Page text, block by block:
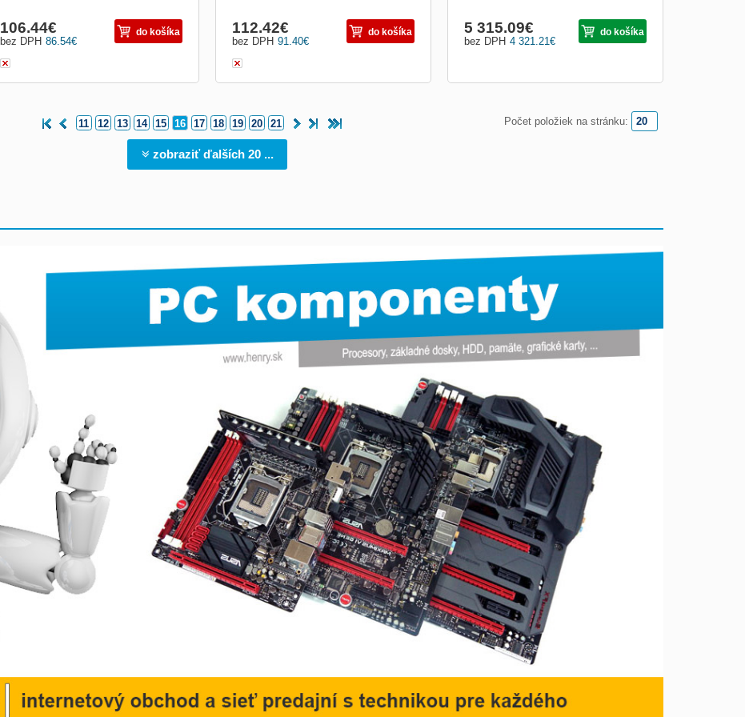
86.54€
bez DPH
106.44€ do košíka
91.40€
bez DPH
112.42€ do košíka
4 321.21€
bez DPH
5 315.09€ do košíka
Počet položiek na stránku:
11 12 13 14 15 16 17 18 19 20 21
zobraziť ďalších 20 ...